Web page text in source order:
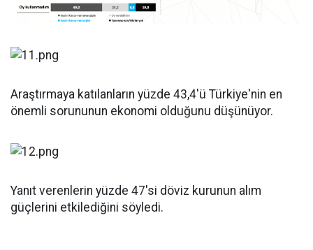
Araştırmaya katılanların yüzde 43,4'ü Türkiye'nin en
önemli sorununun ekonomi olduğunu düşünüyor.
Yanıt verenlerin yüzde 47'si döviz kurunun alım
güçlerini etkilediğini söyledi.